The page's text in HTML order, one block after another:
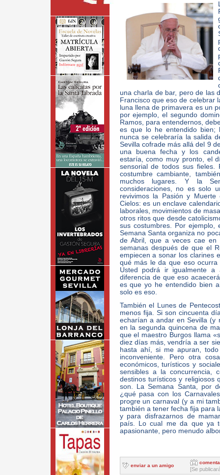
una charla de bar, pero de las
Francisco que eso de celebrar
luna llena de primavera es un
por ejemplo, el segundo
Ramos, para entendernos,
es que lo he entendido
nunca se celebraría la salida
Sevilla cofrade más allá del 9
una buena fecha y los
estaría, como muy pronto, el
sensorial de todos sus
costumbre cambiante,
muchos lugares. Y la
consideraciones, no es solo
revivimos la Pasión y
Cielos: es un enclave
laborales, movimientos de
otros ritos que desde
sus costumbres. Por
Semana Santa organiza no
de Abril, que a veces cae
semanas después de que el
empiecen a sonar los clarines
qué más le da que eso
Usted podrá ir igualmente
diferencia de que eso
es que yo he entendido bien
solo es eso.
También el Lunes de
menos fija. Si son cincuenta
echarían a andar en Sevilla (y
en la segunda quincena de
que el maestro Burgos llama
diez días más, vendría a ser
hasta ahí, si me apuran,
inconveniente. Pero otra
económicos, turísticos y
sensibles a la concurrencia,
destinos turísticos y religiosos
son. La Semana Santa, por
¿qué pasa con los
progre un carnaval (y a mi
también a tener fecha fija para
y para disfrazarnos de
país. Lo cual me da que ya
apasionante, pero menudo
enviar a un amigo
[Se